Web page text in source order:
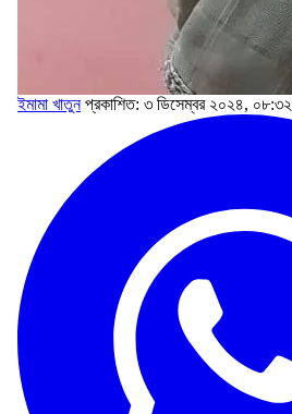
ইমামা খাতুন প্রকাশিত: ৩ ডিসেম্বর ২০২৪, ০৮:৩২